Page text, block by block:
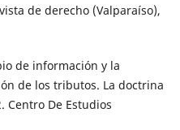
de derecho (Valparaíso),
de información y la
de los tributos. La doctrina
Centro De Estudios